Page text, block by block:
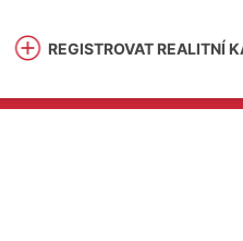
REGISTROVAT REALITNÍ